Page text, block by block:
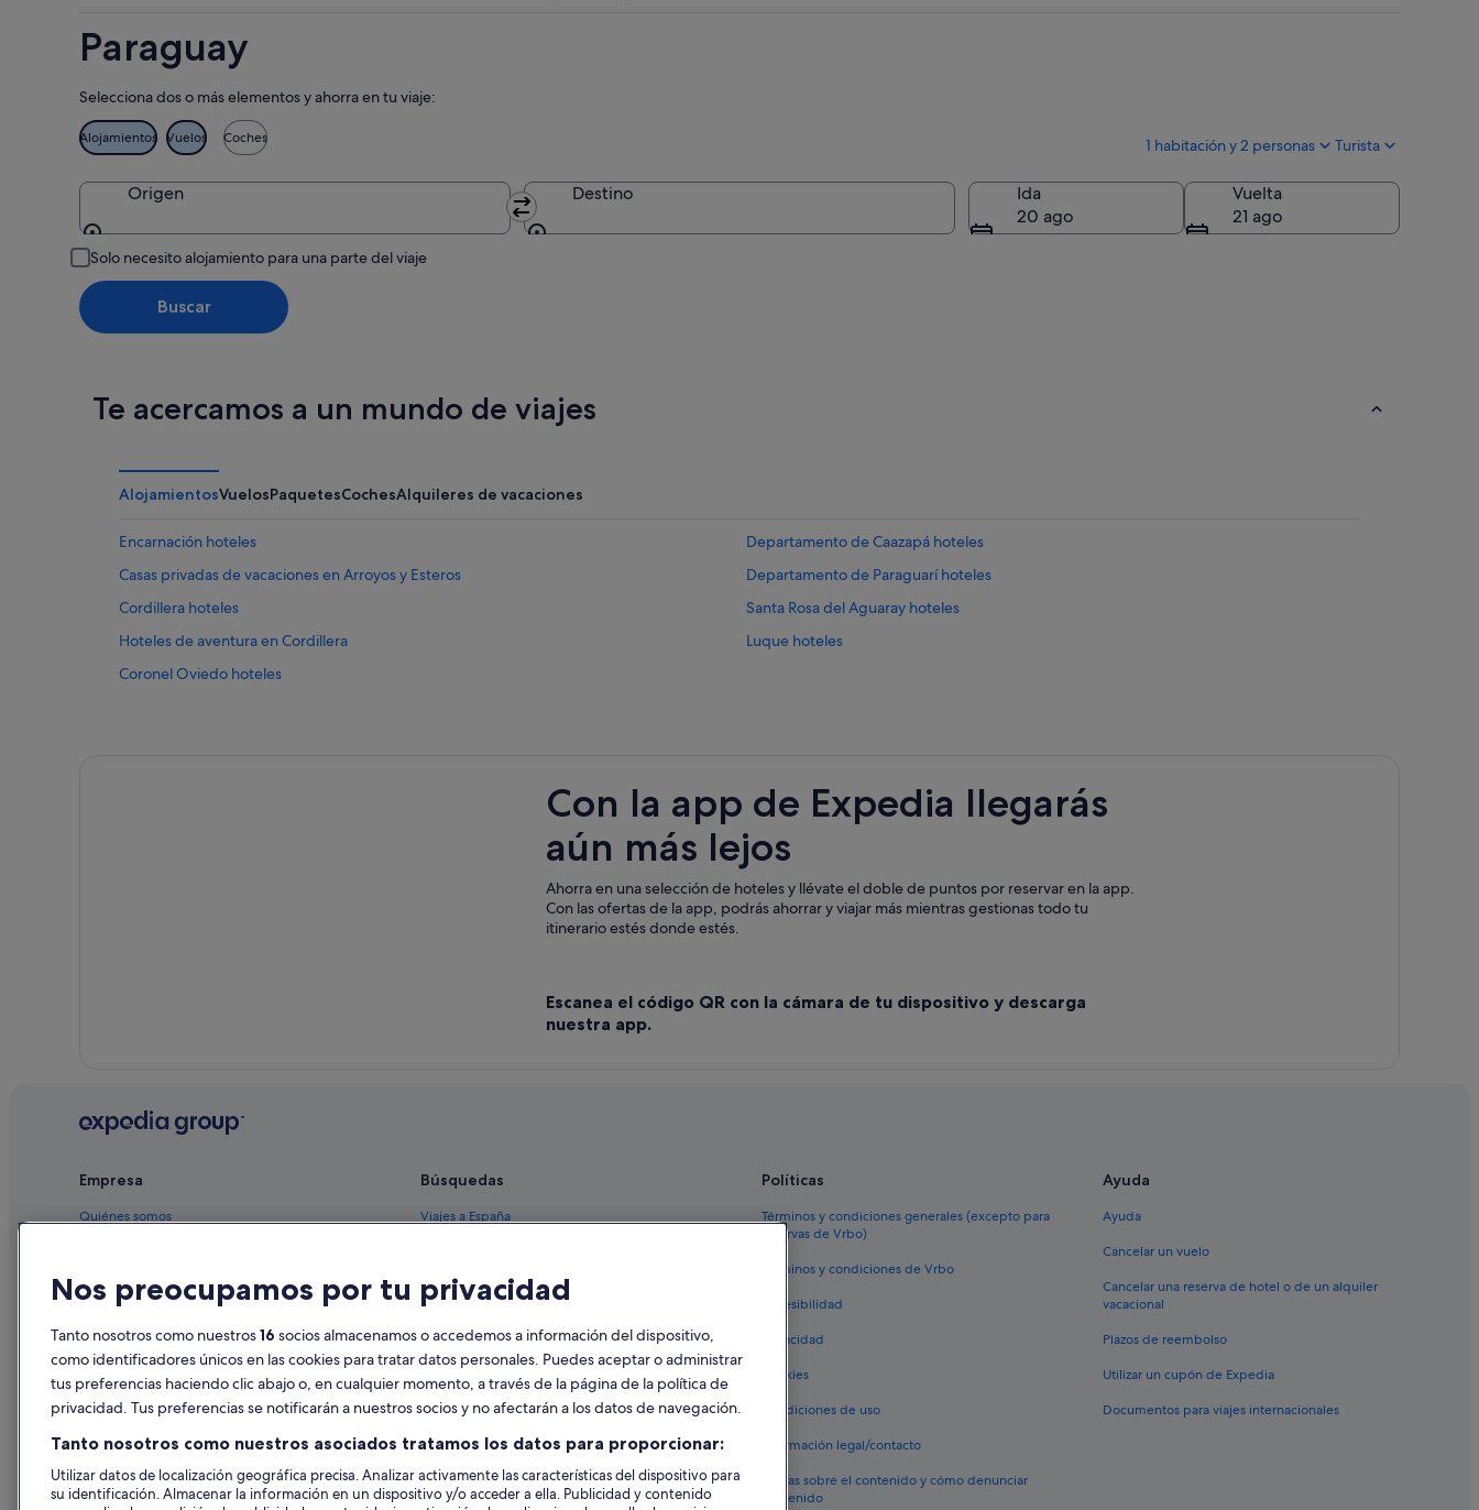
Paraguay
Selecciona dos o más elementos y ahorra en tu viaje:
Alojamientos Vuelos Coches 1 habitación y 2 personas Turista
Origen Destino
Ida
20 ago
Vuelta
21 ago
Solo necesito alojamiento para una parte del viaje
Buscar
Te acercamos a un mundo de viajes
AlojamientosVuelosPaquetesCochesAlquileres de vacaciones
Encarnación hoteles
Departamento de Caazapá hoteles
Casas privadas de vacaciones en Arroyos y Esteros
Departamento de Paraguarí hoteles
Cordillera hoteles
Santa Rosa del Aguaray hoteles
Hoteles de aventura en Cordillera
Luque hoteles
Coronel Oviedo hoteles
Con la app de Expedia llegarás
aún más lejos
Ahorra en una selección de hoteles y llévate el doble de puntos por reservar en la app.
Con las ofertas de la app, podrás ahorrar y viajar más mientras gestionas todo tu
itinerario estés donde estés.
Escanea el código QR con la cámara de tu dispositivo y descarga
nuestra app.
Empresa
Quiénes somos
Anuncia tu alojamiento
Prensa
Búsquedas
Viajes a España
Alquileres vacacionales España
Vuelos baratos en España
Alquiler de coches en España
Políticas
Términos y condiciones generales (excepto para
reservas de Vrbo)
Términos y condiciones de Vrbo
Accesibilidad
Privacidad
Cookies
Condiciones de uso
Información legal/contacto
Pautas sobre el contenido y cómo denunciar
contenido
Ayuda
Ayuda
Cancelar un vuelo
Cancelar una reserva de hotel o de un alquiler
vacacional
Plazos de reembolso
Utilizar un cupón de Expedia
Documentos para viajes internacionales
Nos preocupamos por tu privacidad
Tanto nosotros como nuestros16 socios almacenamos o accedemos a información del dispositivo,
como identificadores únicos en las cookies para tratar datos personales. Puedes aceptar o administrar
tus preferencias haciendo clic abajo o, en cualquier momento, a través de la página de la política de
privacidad. Tus preferencias se notificarán a nuestros socios y no afectarán a los datos de navegación.
Tanto nosotros como nuestros asociados tratamos los datos para proporcionar:
Utilizar datos de localización geográfica precisa. Analizar activamente las características del dispositivo para
su identificación. Almacenar la información en un dispositivo y/o acceder a ella. Publicidad y contenido